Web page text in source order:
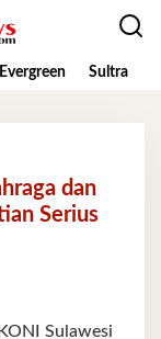
Evergreen Sultra
dan
Serius
Sulawesi